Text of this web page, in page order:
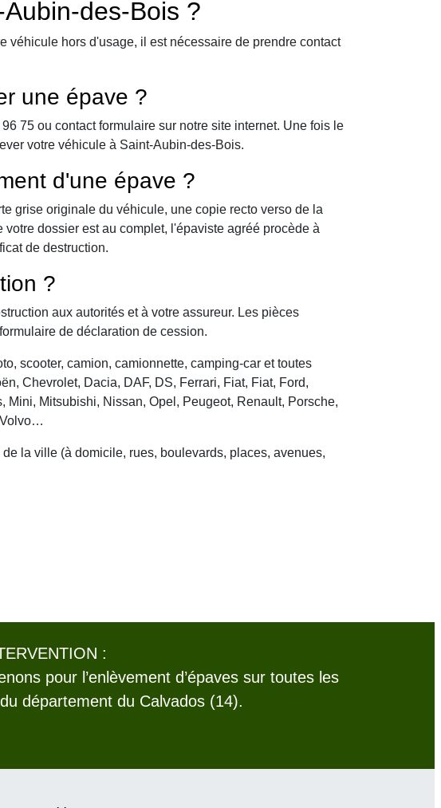
des-Bois ?
véhicule hors d'usage, il est nécessaire de prendre contact
une épave ?
75 ou contact formulaire sur notre site internet. Une fois le
votre véhicule à Saint-Aubin-des-Bois.
d'une épave ?
grise originale du véhicule, une copie recto verso de la
dossier est au complet, l'épaviste agréé procède à
de destruction.
?
aux autorités et à votre assureur. Les pièces
de déclaration de cession.
scooter, camion, camionnette, camping-car et toutes
Chevrolet, Dacia, DAF, DS, Ferrari, Fiat, Fiat, Ford,
Mini, Mitsubishi, Nissan, Opel, Peugeot, Renault, Porsche,
Volvo…
la ville (à domicile, rues, boulevards, places, avenues,
:
pour l’enlèvement d’épaves sur toutes les
département du Calvados (14).